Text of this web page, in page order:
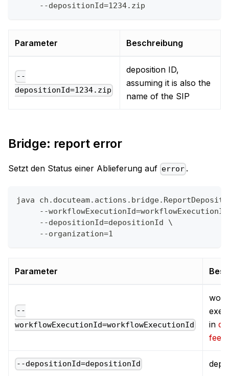
     --depositionId=1234.zip
Parameter Beschreibung
--
depositionId=1234.zip
deposition ID,
assuming it is also the
name of the SIP
Bridge: report error
Setzt den Status einer Ablieferung auf error .
java
--
     --depositionId=depositionId \
     --organization=1
Parameter
--
workflowExecutionId=workflowExecutionId
in
--depositionId=depositionId